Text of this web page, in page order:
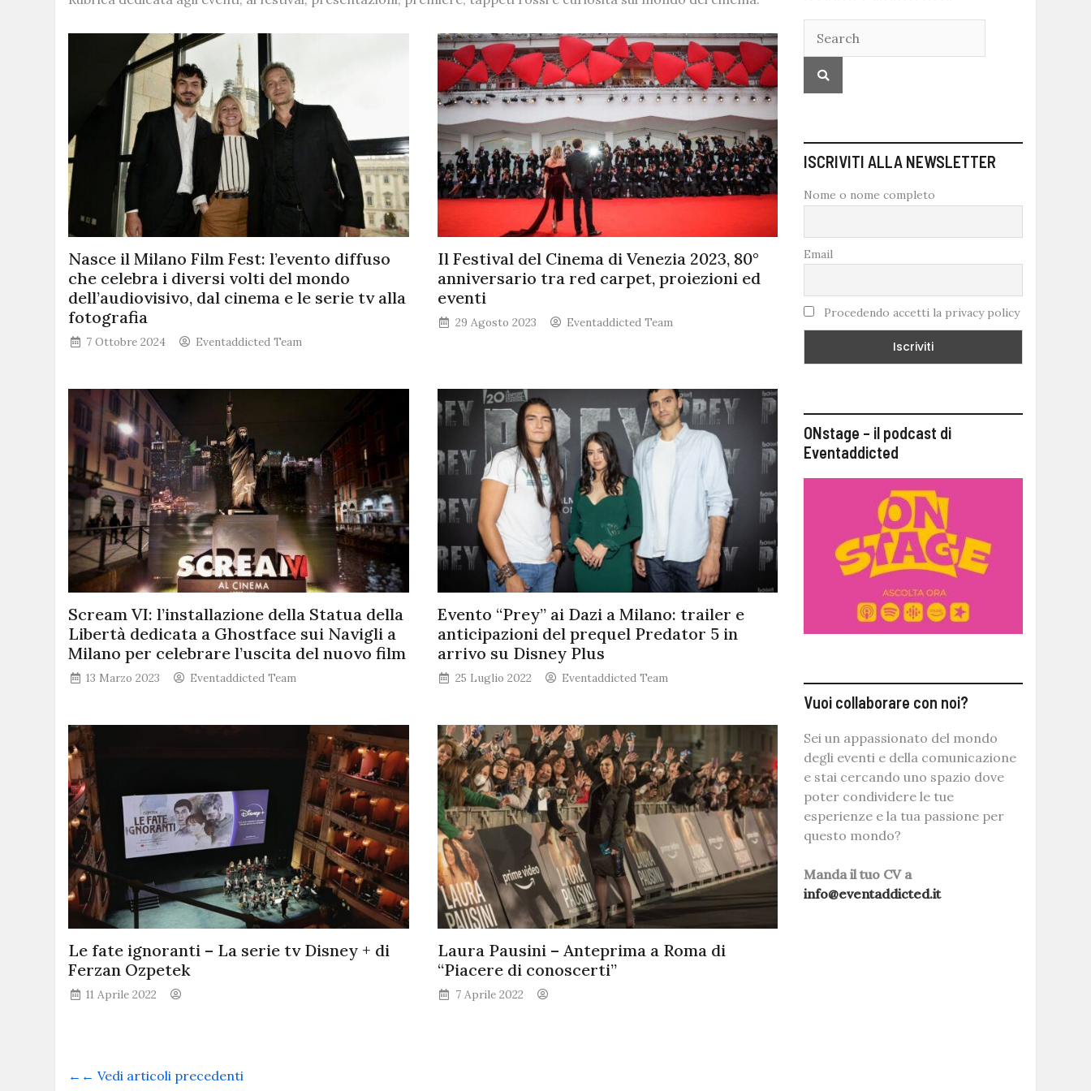
Nasce il Milano Film Fest: l’evento diffuso
che celebra i diversi volti del mondo
dell’audiovisivo, dal cinema e le serie tv alla
fotografia
7 Ottobre 2024 Eventaddicted Team
Il Festival del Cinema di Venezia 2023, 80°
anniversario tra red carpet, proiezioni ed
eventi
29 Agosto 2023 Eventaddicted Team
Scream VI: l’installazione della Statua della
Libertà dedicata a Ghostface sui Navigli a
Milano per celebrare l’uscita del nuovo film
13 Marzo 2023 Eventaddicted Team
Evento “Prey” ai Dazi a Milano: trailer e
anticipazioni del prequel Predator 5 in
arrivo su Disney Plus
25 Luglio 2022 Eventaddicted Team
Le fate ignoranti – La serie tv Disney + di
Ferzan Ozpetek
11 Aprile 2022
Laura Pausini – Anteprima a Roma di
“Piacere di conoscerti”
7 Aprile 2022
←← Vedi articoli precedenti
ISCRIVITI ALLA NEWSLETTER
Nome o nome completo
Email
Procedendo accetti la privacy policy
ONstage – il podcast di
Eventaddicted
Vuoi collaborare con noi?
Sei un appassionato del mondo
degli eventi e della comunicazione
e stai cercando uno spazio dove
poter condividere le tue
esperienze e la tua passione per
questo mondo?
Manda il tuo CV a
info@eventaddicted.it